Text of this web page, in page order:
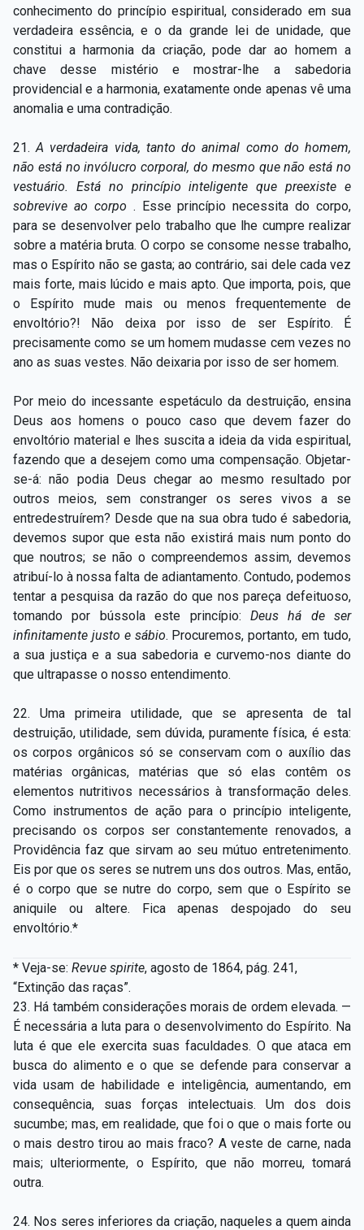
conhecimento do princípio espiritual, considerado em sua
verdadeira essência, e o da grande lei de unidade, que
constitui a harmonia da criação, pode dar ao homem a
chave desse mistério e mostrar-lhe a sabedoria
providencial e a harmonia, exatamente onde apenas vê uma
anomalia e uma contradição.
21.A verdadeira vida, tanto do animal como do homem,
não está no invólucro corporal, do mesmo que não está no
vestuário. Está no princípio inteligente que preexiste e
sobrevive ao corpo . Esse princípio necessita do corpo,
para se desenvolver pelo trabalho que lhe cumpre realizar
sobre a matéria bruta. O corpo se consome nesse trabalho,
mas o Espírito não se gasta; ao contrário, sai dele cada vez
mais forte, mais lúcido e mais apto. Que importa, pois, que
o Espírito mude mais ou menos frequentemente de
envoltório?! Não deixa por isso de ser Espírito. É
precisamente como se um homem mudasse cem vezes no
ano as suas vestes. Não deixaria por isso de ser homem.
Por meio do incessante espetáculo da destruição, ensina
Deus aos homens o pouco caso que devem fazer do
envoltório material e lhes suscita a ideia da vida espiritual,
fazendo que a desejem como uma compensação. Objetar-
se-á: não podia Deus chegar ao mesmo resultado por
outros meios, sem constranger os seres vivos a se
entredestruírem? Desde que na sua obra tudo é sabedoria,
devemos supor que esta não existirá mais num ponto do
que noutros; se não o compreendemos assim, devemos
atribuí-lo à nossa falta de adiantamento. Contudo, podemos
tentar a pesquisa da razão do que nos pareça defeituoso,
tomando por bússola este princípio: Deus há de ser
infinitamente justo e sábio. Procuremos, portanto, em tudo,
a sua justiça e a sua sabedoria e curvemo-nos diante do
que ultrapasse o nosso entendimento.
22. Uma primeira utilidade, que se apresenta de tal
destruição, utilidade, sem dúvida, puramente física, é esta:
os corpos orgânicos só se conservam com o auxílio das
matérias orgânicas, matérias que só elas contêm os
elementos nutritivos necessários à transformação deles.
Como instrumentos de ação para o princípio inteligente,
precisando os corpos ser constantemente renovados, a
Providência faz que sirvam ao seu mútuo entretenimento.
Eis por que os seres se nutrem uns dos outros. Mas, então,
é o corpo que se nutre do corpo, sem que o Espírito se
aniquile ou altere. Fica apenas despojado do seu
envoltório.*
* Veja-se: Revue spirite, agosto de 1864, pág. 241,
“Extinção das raças”.
23. Há também considerações morais de ordem elevada. —
É necessária a luta para o desenvolvimento do Espírito. Na
luta é que ele exercita suas faculdades. O que ataca em
busca do alimento e o que se defende para conservar a
vida usam de habilidade e inteligência, aumentando, em
consequência, suas forças intelectuais. Um dos dois
sucumbe; mas, em realidade, que foi o que o mais forte ou
o mais destro tirou ao mais fraco? A veste de carne, nada
mais; ulteriormente, o Espírito, que não morreu, tomará
outra.
24. Nos seres inferiores da criação, naqueles a quem ainda